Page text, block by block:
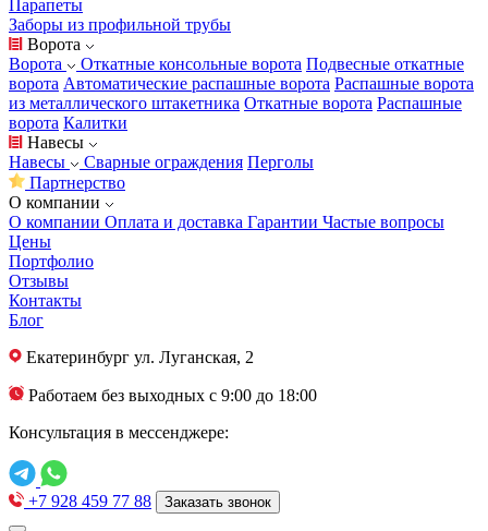
Парапеты
Заборы из профильной трубы
Ворота
Ворота
Откатные консольные ворота Подвесные откатные
ворота Автоматические распашные ворота Распашные ворота
из металлического штакетника Откатные ворота Распашные
ворота Калитки
Навесы
Навесы
Сварные ограждения Перголы
Партнерство
О компании
О компании Оплата и доставка Гарантии Частые вопросы
Цены
Портфолио
Отзывы
Контакты
Блог
Екатеринбург ул. Луганская, 2
Работаем без выходных с 9:00 до 18:00
Консультация в мессенджере:
+7 928 459 77 88 Заказать звонок